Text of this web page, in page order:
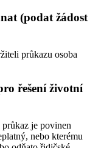
(podat žádost
průkazu osoba
řešení životní
je povinen
nebo kterému